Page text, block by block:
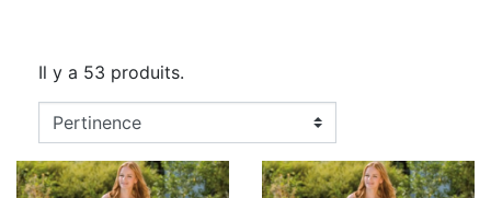
Il y a 53 produits.